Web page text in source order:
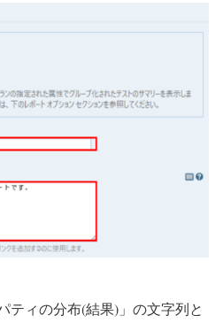
ティの分布(結果)」の文字列と